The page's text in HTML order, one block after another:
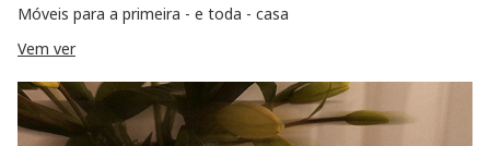
Móveis para a primeira - e toda - casa
Vem ver